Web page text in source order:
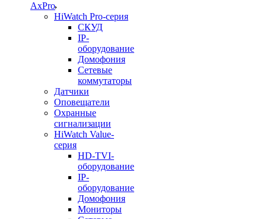
AxPro
HiWatch Pro-серия
CКУД
IP-
оборудование
Домофония
Сетевые
коммутаторы
Датчики
Оповещатели
Охранные
сигнализации
HiWatch Value-
серия
HD-TVI-
оборудование
IP-
оборудование
Домофония
Мониторы